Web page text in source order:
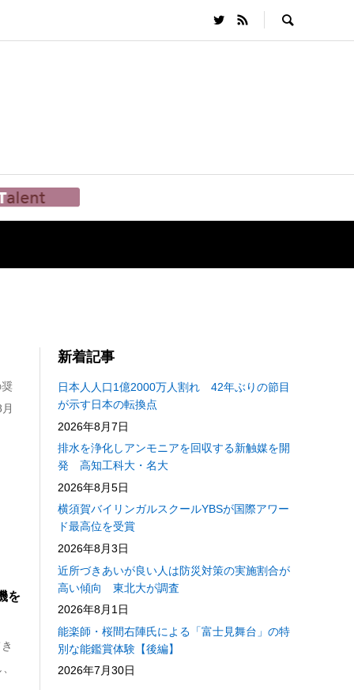
を
新着記事
日本人人口1億2000万人割れ 42年ぶりの節目
が示す日本の転換点
2026年8月7日
排水を浄化しアンモニアを回収する新触媒を開
発 高知工科大・名大
2026年8月5日
横須賀バイリンガルスクールYBSが国際アワー
ド最高位を受賞
2026年8月3日
近所づきあいが良い人は防災対策の実施割合が
高い傾向 東北大が調査
2026年8月1日
能楽師・桜間右陣氏による「富士見舞台」の特
別な能鑑賞体験【後編】
2026年7月30日